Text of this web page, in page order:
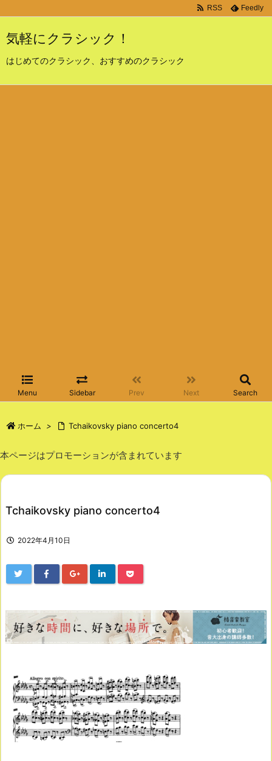
気軽にクラシック！
はじめてのクラシック、おすすめのクラシック
Menu Sidebar Prev Next Search
RSS Feedly
ホーム > Tchaikovsky piano concerto4
本ページはプロモーションが含まれています
Tchaikovsky piano concerto4
2022年4月10日